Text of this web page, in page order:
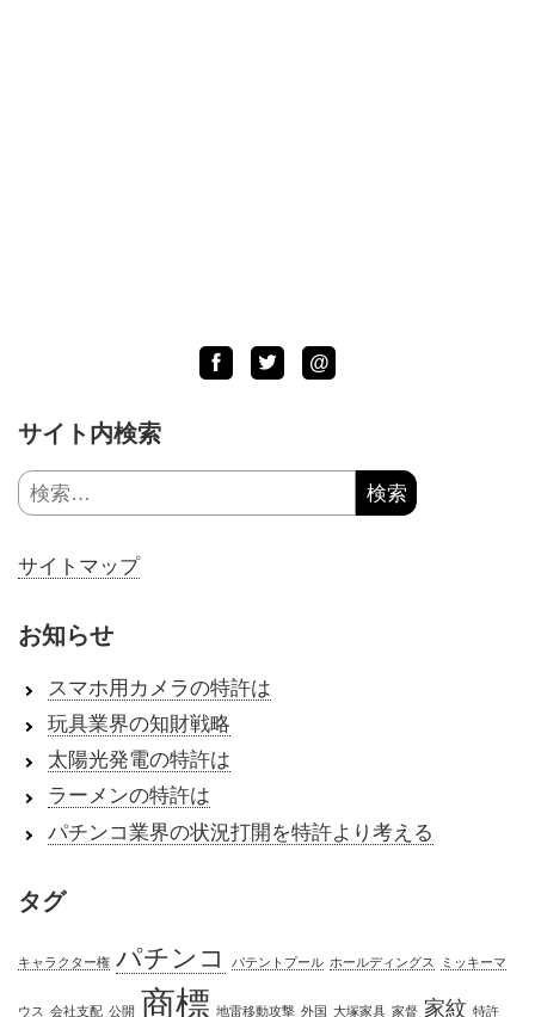
Facebook
TwitterLINE
@
サイト内検索
検
索:
サイトマップ
お知らせ
スマホ用カメラの特許は
玩具業界の知財戦略
太陽光発電の特許は
ラーメンの特許は
パチンコ業界の状況打開を特許より考える
タグ
キャラクター権 パチンコ パテントプール ホールディングス ミッキーマ
ウス 会社支配 公開 商標 地雷移動攻撃 外国 大塚家具 家督 家紋 特許